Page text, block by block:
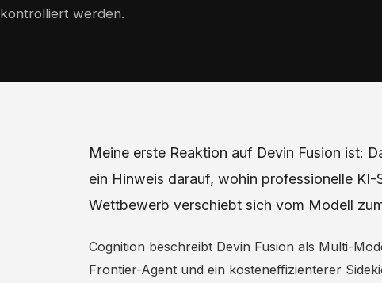
kontrolliert werden.
Meine erste Reaktion auf Devin Fusion ist:
ein Hinweis darauf, wohin professionelle
Wettbewerb verschiebt sich vom Modell
Cognition beschreibt Devin Fusion als Multi-
Frontier-Agent und ein kosteneffizienterer